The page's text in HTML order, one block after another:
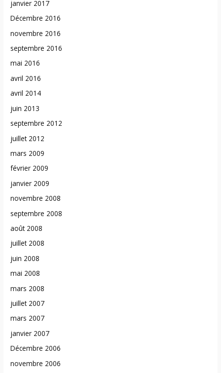
janvier 2017
Décembre 2016
novembre 2016
septembre 2016
mai 2016
avril 2016
avril 2014
juin 2013
septembre 2012
juillet 2012
mars 2009
février 2009
janvier 2009
novembre 2008
septembre 2008
août 2008
juillet 2008
juin 2008
mai 2008
mars 2008
juillet 2007
mars 2007
janvier 2007
Décembre 2006
novembre 2006